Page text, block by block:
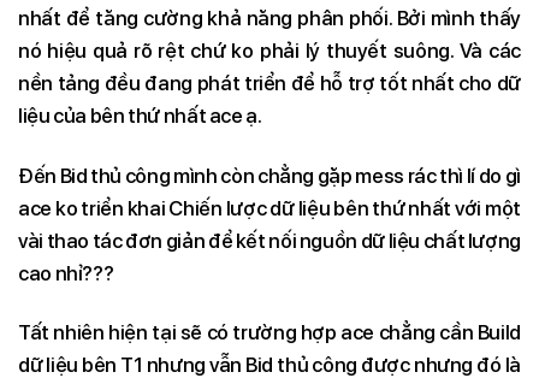
nhất để tăng cường khả năng phân phối. Bởi mình thấy
nó hiệu quả rõ rệt chứ ko phải lý thuyết suông. Và các
nền tảng đều đang phát triển để hỗ trợ tốt nhất cho dữ
liệu của bên thứ nhất ace ạ.
Đến Bid thủ công mình còn chẳng gặp mess rác thì lí do gì
ace ko triển khai Chiến lược dữ liệu bên thứ nhất với một
vài thao tác đơn giản để kết nối nguồn dữ liệu chất lượng
cao nhỉ???
Tất nhiên hiện tại sẽ có trường hợp ace chẳng cần Build
dữ liệu bên T1 nhưng vẫn Bid thủ công được nhưng đó là